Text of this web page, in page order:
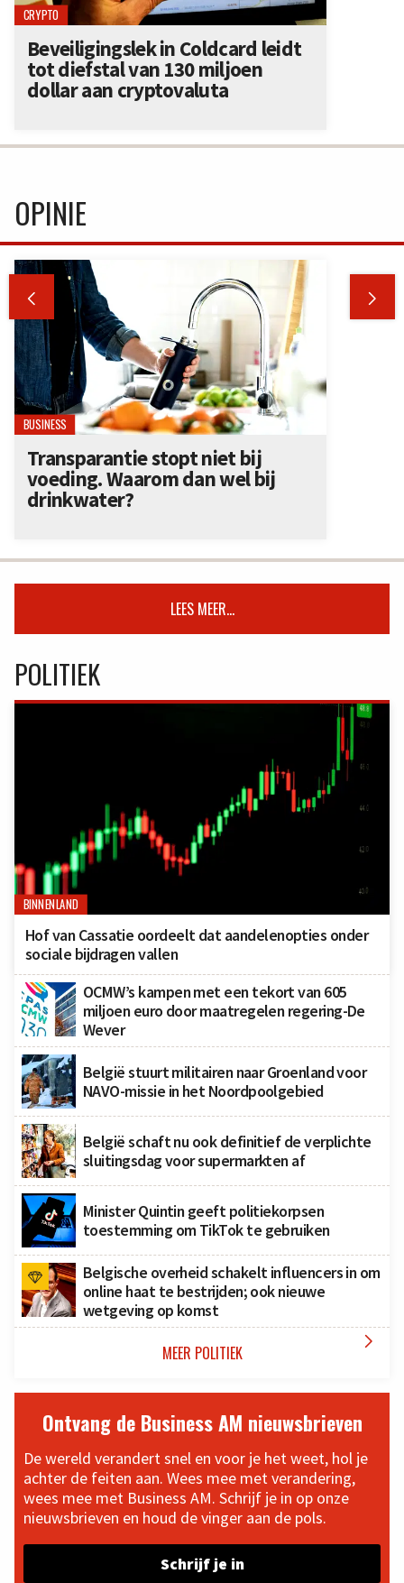
CRYPTO
Beveiligingslek in Coldcard leidt
tot diefstal van 130 miljoen
dollar aan cryptovaluta
OPINIE
 
BUSINESS
Transparantie stopt niet bij
voeding. Waarom dan wel bij
drinkwater?
LEES MEER...
POLITIEK
BINNENLAND
Hof van Cassatie oordeelt dat aandelenopties onder
sociale bijdragen vallen
OCMW’s kampen met een tekort van 605
miljoen euro door maatregelen regering-De
Wever
België stuurt militairen naar Groenland voor
NAVO-missie in het Noordpoolgebied
België schaft nu ook definitief de verplichte
sluitingsdag voor supermarkten af
Minister Quintin geeft politiekorpsen
toestemming om TikTok te gebruiken
Belgische overheid schakelt influencers in om
online haat te bestrijden; ook nieuwe
wetgeving op komst
MEER POLITIEK 
Ontvang de Business AM nieuwsbrieven
De wereld verandert snel en voor je het weet, hol je
achter de feiten aan. Wees mee met verandering,
wees mee met Business AM. Schrijf je in op onze
nieuwsbrieven en houd de vinger aan de pols.
Schrijf je in